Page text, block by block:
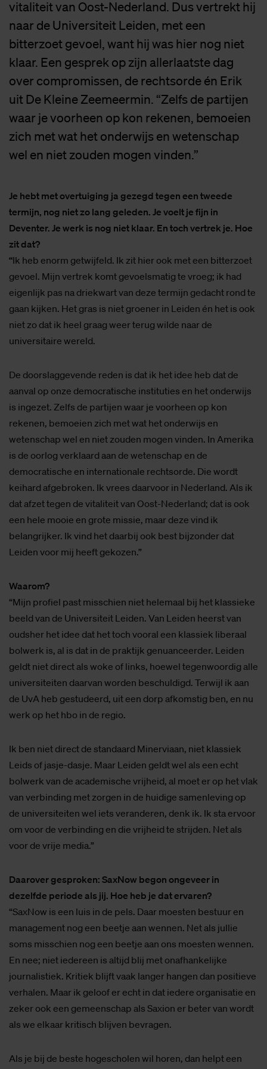
vitaliteit van Oost-Nederland. Dus vertrekt hij
naar de Universiteit Leiden, met een
bitterzoet gevoel, want hij was hier nog niet
klaar. Een gesprek op zijn allerlaatste dag
over compromissen, de rechtsorde én Erik
uit De Kleine Zeemeermin. “Zelfs de partijen
waar je voorheen op kon rekenen, bemoeien
zich met wat het onderwijs en wetenschap
wel en niet zouden mogen vinden.”
Je hebt met overtuiging ja gezegd tegen een tweede
termijn, nog niet zo lang geleden. Je voelt je fijn in
Deventer. Je werk is nog niet klaar. En toch vertrek je. Hoe
zit dat?
“Ik heb enorm getwijfeld. Ik zit hier ook met een bitterzoet
gevoel. Mijn vertrek komt gevoelsmatig te vroeg; ik had
eigenlijk pas na driekwart van deze termijn gedacht rond te
gaan kijken. Het gras is niet groener in Leiden én het is ook
niet zo dat ik heel graag weer terug wilde naar de
universitaire wereld.
De doorslaggevende reden is dat ik het idee heb dat de
aanval op onze democratische instituties en het onderwijs
is ingezet. Zelfs de partijen waar je voorheen op kon
rekenen, bemoeien zich met wat het onderwijs en
wetenschap wel en niet zouden mogen vinden. In Amerika
is de oorlog verklaard aan de wetenschap en de
democratische en internationale rechtsorde. Die wordt
keihard afgebroken. Ik vrees daarvoor in Nederland. Als ik
dat afzet tegen de vitaliteit van Oost-Nederland; dat is ook
een hele mooie en grote missie, maar deze vind ik
belangrijker. Ik vind het daarbij ook best bijzonder dat
Leiden voor mij heeft gekozen.”
Waarom?
“Mijn profiel past misschien niet helemaal bij het klassieke
beeld van de Universiteit Leiden. Van Leiden heerst van
oudsher het idee dat het toch vooral een klassiek liberaal
bolwerk is, al is dat in de praktijk genuanceerder. Leiden
geldt niet direct als woke of links, hoewel tegenwoordig alle
universiteiten daarvan worden beschuldigd. Terwijl ik aan
de UvA heb gestudeerd, uit een dorp afkomstig ben, en nu
werk op het hbo in de regio.
Ik ben niet direct de standaard Minerviaan, niet klassiek
Leids of jasje-dasje. Maar Leiden geldt wel als een echt
bolwerk van de academische vrijheid, al moet er op het vlak
van verbinding met zorgen in de huidige samenleving op
de universiteiten wel iets veranderen, denk ik. Ik sta ervoor
om voor de verbinding en die vrijheid te strijden. Net als
voor de vrije media.”
Daarover gesproken: SaxNow begon ongeveer in
dezelfde periode als jij. Hoe heb je dat ervaren?
“SaxNow is een luis in de pels. Daar moesten bestuur en
management nog een beetje aan wennen. Net als jullie
soms misschien nog een beetje aan ons moesten wennen.
En nee; niet iedereen is altijd blij met onafhankelijke
journalistiek. Kritiek blijft vaak langer hangen dan positieve
verhalen. Maar ik geloof er echt in dat iedere organisatie en
zeker ook een gemeenschap als Saxion er beter van wordt
als we elkaar kritisch blijven bevragen.
Als je bij de beste hogescholen wil horen, dan helpt een